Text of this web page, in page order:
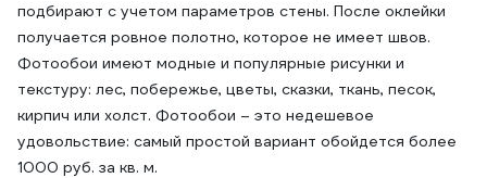
подбирают с учетом параметров стены. После оклейки
получается ровное полотно, которое не имеет швов.
Фотообои имеют модные и популярные рисунки и
текстуру: лес, побережье, цветы, сказки, ткань, песок,
кирпич или холст. Фотообои – это недешевое
удовольствие: самый простой вариант обойдется более
1000 руб. за кв. м.